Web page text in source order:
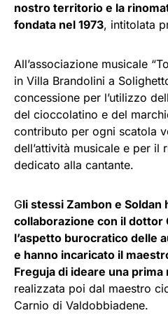
nostro territorio e la
fondata nel 1973, intitolata
All’associazione musicale
in Villa Brandolini a
concessione per l’utilizzo
del cioccolatino e del
contributo per ogni scatola
dell’attività musicale e per il
dedicato alla cantante.
Gli stessi Zambon e Soldan
collaborazione con il dottor
l’aspetto burocratico delle
e hanno incaricato il
Freguja di ideare una
realizzata poi dal maestro
Carnio di Valdobbiadene.